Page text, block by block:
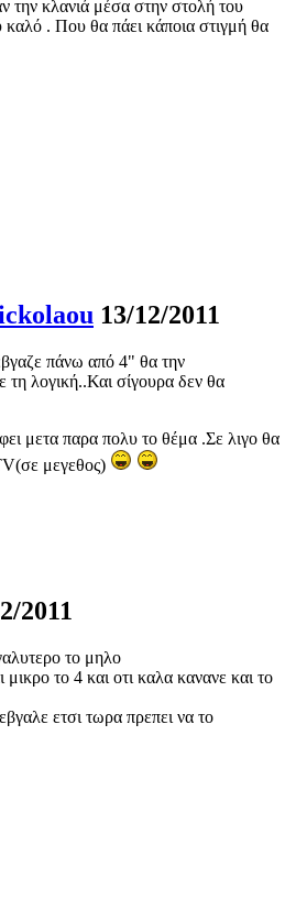
την κλανιά μέσα στην στολή του
. Που θα πάει κάποια στιγμή θα
13/12/2011
πάνω από 4" θα την
λογική..Και σίγουρα δεν θα
μετα παρα πολυ το θέμα .Σε λιγο θα
μεγεθος)
2011
το μηλο
μικρο το 4 και οτι καλα κανανε και το
ετσι τωρα πρεπει να το